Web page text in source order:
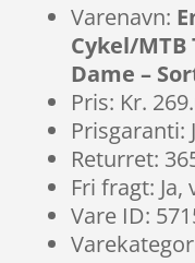
Varenavn:
Cykel/
Dame –
Pris: Kr.
Prisgaranti:
Returret:
Fri fragt:
Vare ID: